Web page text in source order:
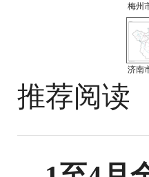
梅州
济南
推荐阅读